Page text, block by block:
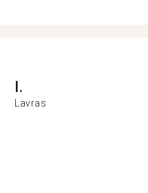
I.
Lavras